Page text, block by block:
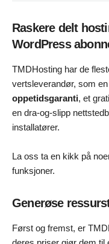
Raskere delt
WordPress
TMDHosting har de
vertsleverandør, som
oppetidsgaranti, et
en dra-og-slipp
installatører.
La oss ta en kikk på
funksjoner.
Generøse
Først og fremst, er